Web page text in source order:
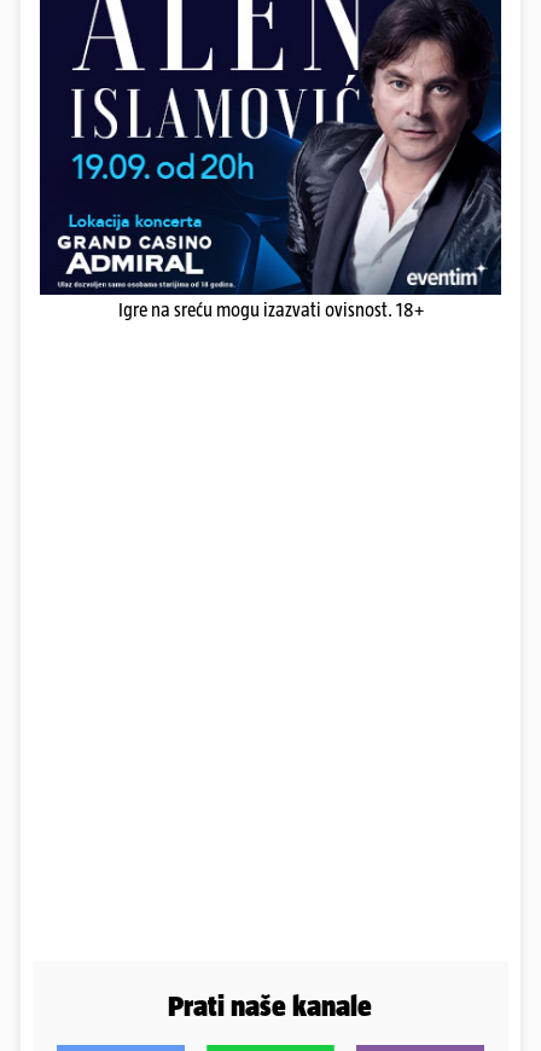
Igre na sreću mogu izazvati ovisnost. 18+
Prati naše kanale